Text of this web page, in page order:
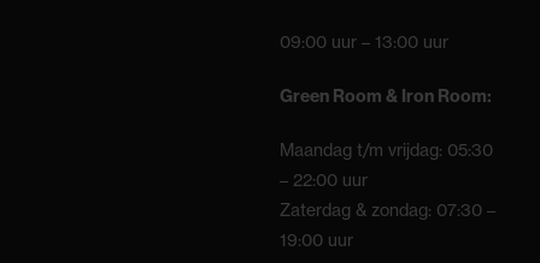
09:00 uur – 13:00 uur
Green Room & Iron Room:
Maandag t/m vrijdag: 05:30
– 22:00 uur
Zaterdag & zondag: 07:30 –
19:00 uur